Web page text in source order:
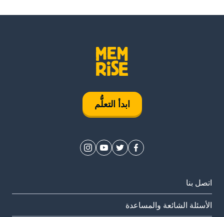
ابدأ التعلُّم
اتصل بنا
الأسئلة الشائعة والمساعدة